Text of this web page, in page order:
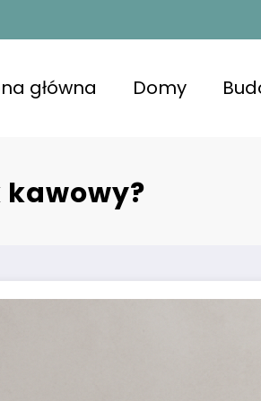
przestrzeń z lśniącymi
główna Domy